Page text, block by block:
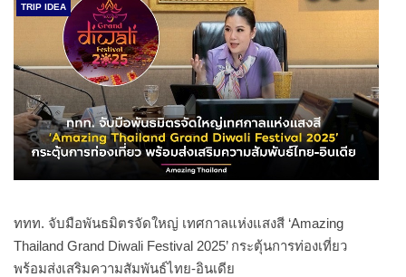
TRIP IDEA
ททท. จับมือพันธมิตรจัดใหญ่ เทศกาลแห่งแสงสี ‘Amazing
Thailand Grand Diwali Festival 2025’ กระตุ้นการท่องเที่ยว
พร้อมส่งเสริมความสัมพันธ์ไทย-อินเดีย